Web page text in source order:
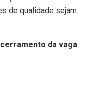
de qualidade sejam
da vaga